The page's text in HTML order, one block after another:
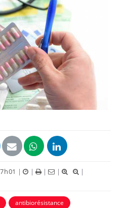
| | | |
|
antibiorésistance